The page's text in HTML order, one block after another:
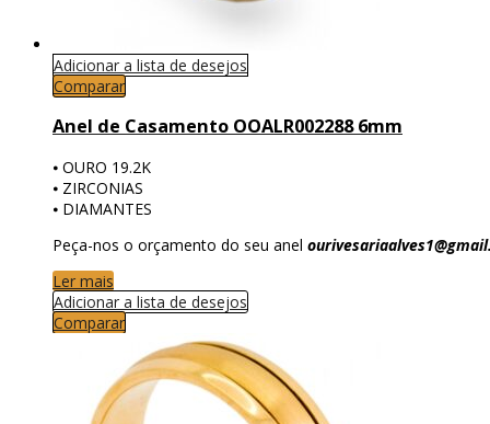
Adicionar a lista de desejos
Comparar
Anel de Casamento OOALR002288 6mm
⦁ OURO 19.2K
⦁ ZIRCONIAS
⦁ DIAMANTES
Peça-nos o orçamento do seu anel
Ler mais
Adicionar a lista de desejos
Comparar